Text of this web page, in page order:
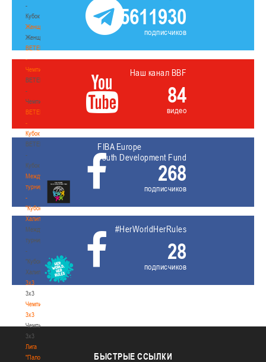
-
Кубок
Женщины
Женщины
BETERA
-
Чемпионат
BETERA
-
Чемпионат
BETERA
-
Кубок
BETERA
-
Кубок
Международный
турнир
-
"Кубок
Халипского"
Международный
турнир
-
"Кубок
Халипского"
3x3
3x3
Чемпионат
3х3
Чемпионат
3х3
Лига
"Палова"
5611930
подписчиков
Наш канал BBF
84
видео
FIBA Europe
Youth Development Fund
268
подписчиков
#HerWorldHerRules
28
подписчиков
БЫСТРЫЕ ССЫЛКИ